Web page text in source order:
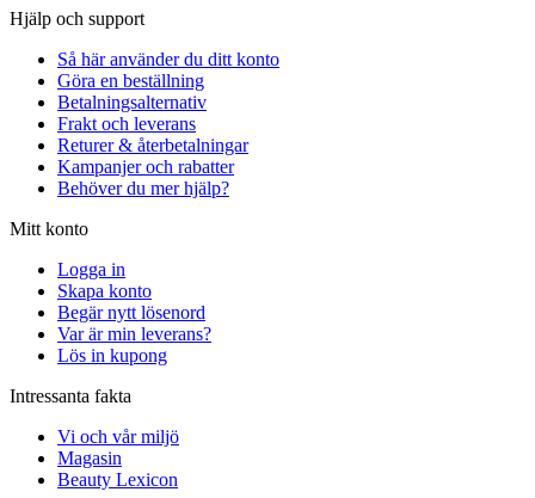
Hjälp och support
Så här använder du ditt konto
Göra en beställning
Betalningsalternativ
Frakt och leverans
Returer & återbetalningar
Kampanjer och rabatter
Behöver du mer hjälp?
Mitt konto
Logga in
Skapa konto
Begär nytt lösenord
Var är min leverans?
Lös in kupong
Intressanta fakta
Vi och vår miljö
Magasin
Beauty Lexicon